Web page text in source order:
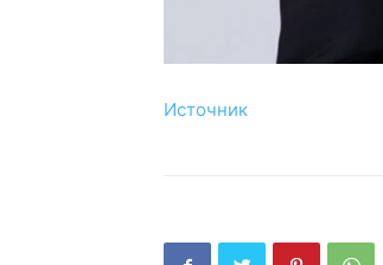
Источник